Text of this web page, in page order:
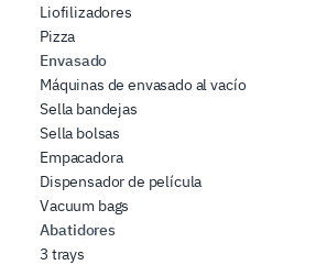
Liofilizadores
Pizza
Envasado
Máquinas de envasado al vacío
Sella bandejas
Sella bolsas
Empacadora
Dispensador de película
Vacuum bags
Abatidores
3 trays